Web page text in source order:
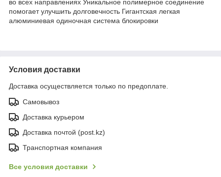
во всех направлениях Уникальное полимерное соединение
помогает улучшить долговечность Гигантская легкая
алюминиевая одиночная система блокировки
Условия доставки
Доставка осуществляется только по предоплате.
Самовывоз
Доставка курьером
Доставка почтой (post.kz)
Транспортная компания
Все условия доставки